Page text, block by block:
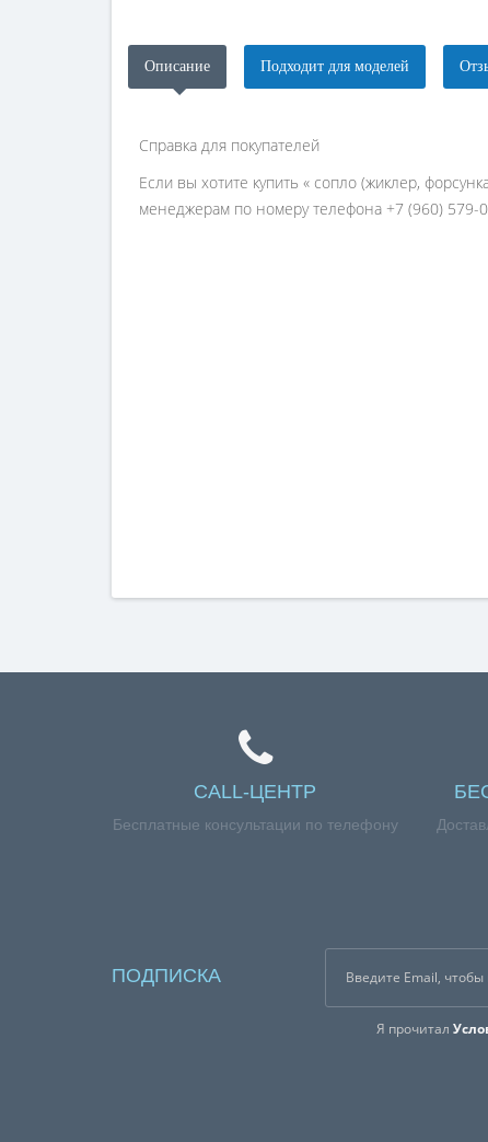
Описание Подходит для моделей
Справка для покупателей
Если вы хотите купить « сопло (жиклер,
менеджерам по номеру телефона +7 (960) 579-
CALL-ЦЕНТР
Бесплатные консультации по телефону
ПОДПИСКА
Я прочитал